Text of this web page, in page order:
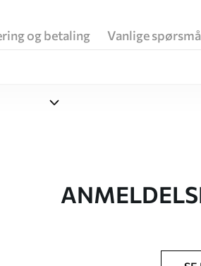
og betaling Vanlige